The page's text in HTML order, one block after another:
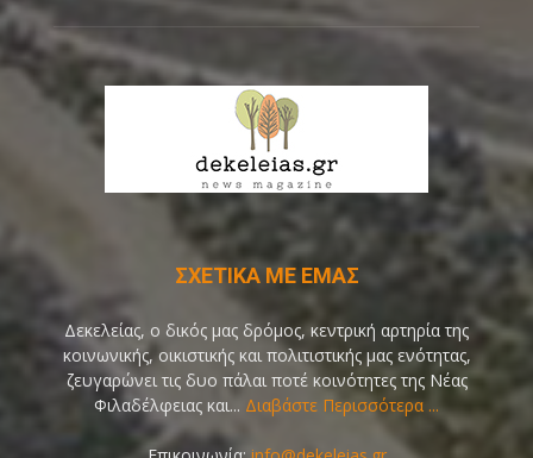
ΣΧΕΤΙΚΑ ΜΕ ΕΜΑΣ
Δεκελείας, ο δικός μας δρόμος, κεντρική αρτηρία της
κοινωνικής, οικιστικής και πολιτιστικής μας ενότητας,
ζευγαρώνει τις δυο πάλαι ποτέ κοινότητες της Νέας
Φιλαδέλφειας και... Διαβάστε Περισσότερα ...